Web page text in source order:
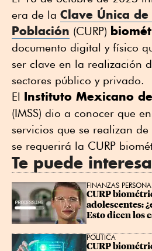
era de la Clave Única
Población (CURP)
documento digital y físico
ser clave en la realización
sectores público y privado.
El Instituto Mexicano
(IMSS) dio a conocer que
servicios que se realizan
se requerirá la CURP
Te puede
FINANZAS
CURP
adolescentes:
Esto dicen los
POLÍTICA
CURP